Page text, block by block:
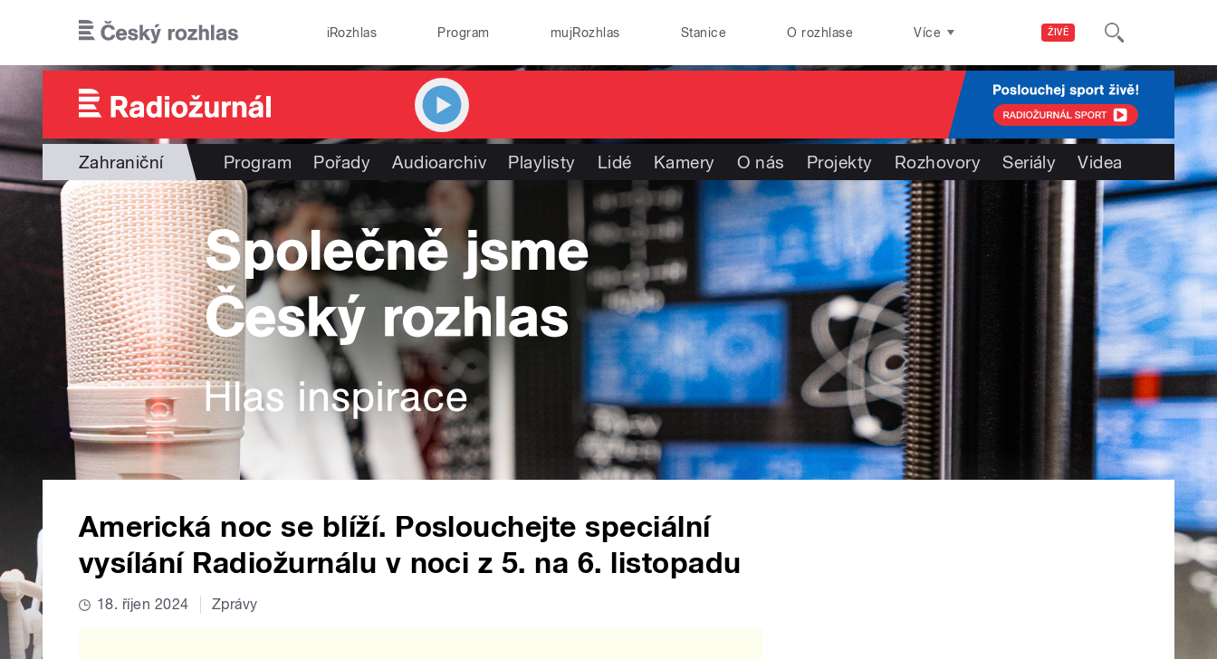
ŽIVĚ
iRozhlas Program mujRozhlas Stanice O rozhlase Více
Zahraniční Program Pořady Audioarchiv Playlisty Lidé Kamery O nás Projekty Rozhovory Seriály Videa
Americká noc se blíží. Poslouchejte speciální
vysílání Radiožurnálu v noci z 5. na 6. listopadu
18. říjen 2024 Zprávy